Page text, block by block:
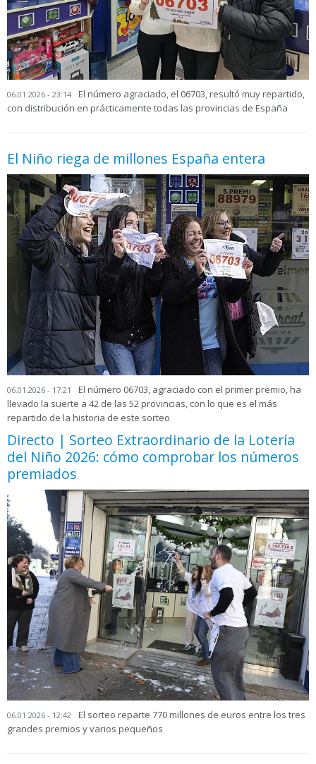
06.01.2026 - 23:14
El número agraciado, el 06703, resultó muy repartido,
con distribución en prácticamente todas las provincias de España
El Niño riega de millones España entera
06.01.2026 - 17:21
El número 06703, agraciado con el primer premio, ha
llevado la suerte a 42 de las 52 provincias, con lo que es el más
repartido de la historia de este sorteo
Directo | Sorteo Extraordinario de la Lotería
del Niño 2026: cómo comprobar los números
premiados
06.01.2026 - 12:42
El sorteo reparte 770 millones de euros entre los tres
grandes premios y varios pequeños